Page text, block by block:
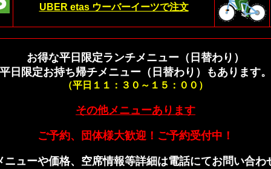
UBER etas ウーバーイーツで注文
お得な平日限定ランチメニュー（日替わり）
平日限定お持ち帰チメニュー（日替わり）もあります。
（平日１１：３０～１５：００）
その他メニューあります
ご予約、団体様大歓迎！ご予約受付中！
ューや価格、空席情報等詳細は電話にてお問い合わ